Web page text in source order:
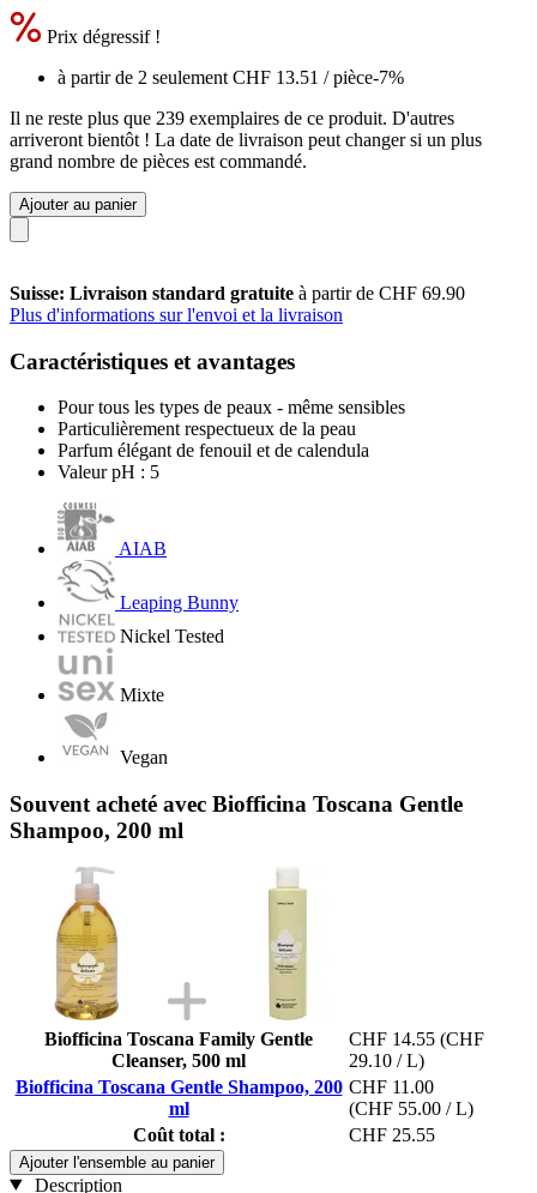
Prix dégressif !
à partir de 2 seulement CHF 13.51 / pièce-7%
Il ne reste plus que 239 exemplaires de ce produit. D'autres
arriveront bientôt ! La date de livraison peut changer si un plus
grand nombre de pièces est commandé.
Ajouter au panier
Suisse: Livraison standard gratuite à partir de CHF 69.90
Plus d'informations sur l'envoi et la livraison
Caractéristiques et avantages
Pour tous les types de peaux - même sensibles
Particulièrement respectueux de la peau
Parfum élégant de fenouil et de calendula
Valeur pH : 5
AIAB
Leaping Bunny
Nickel Tested
Mixte
Vegan
Souvent acheté avec Biofficina Toscana Gentle
Shampoo, 200 ml
Biofficina Toscana Family Gentle
Cleanser, 500 ml
CHF 14.55 (CHF
29.10 / L)
Biofficina Toscana Gentle Shampoo, 200
ml
CHF 11.00
(CHF 55.00 / L)
Coût total :
CHF 25.55
Ajouter l'ensemble au panier
Description